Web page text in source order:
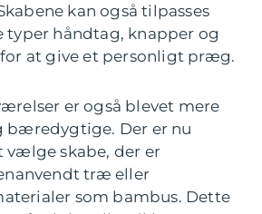
kan også tilpasses
typer håndtag, knapper og
at give et personligt præg.
er også blevet mere
bæredygtige. Der er nu
vælge skabe, der er
træ eller
som bambus. Dette